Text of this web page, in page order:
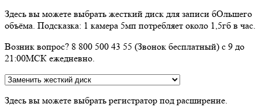
Здесь вы можете выбрать жесткий диск для записи бОльшего
объёма. Подсказка: 1 камера 5мп потребляет около 1,5гб в час.
Возник вопрос? 8 800 500 43 55 (Звонок бесплатный) с 9 до
21:00МСК ежедневно.
Здесь вы можете выбрать регистратор под расширение.